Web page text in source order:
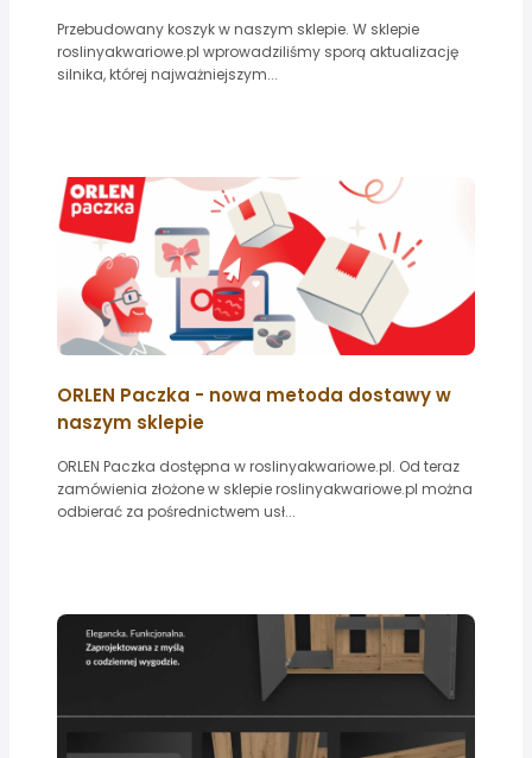
Przebudowany koszyk w naszym sklepie. W sklepie
roslinyakwariowe.pl wprowadziliśmy sporą aktualizację
silnika, której najważniejszym...
ORLEN Paczka - nowa metoda dostawy w
naszym sklepie
ORLEN Paczka dostępna w roslinyakwariowe.pl. Od teraz
zamówienia złożone w sklepie roslinyakwariowe.pl można
odbierać za pośrednictwem usł...